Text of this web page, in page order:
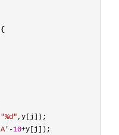
"%d"
A ' -10+